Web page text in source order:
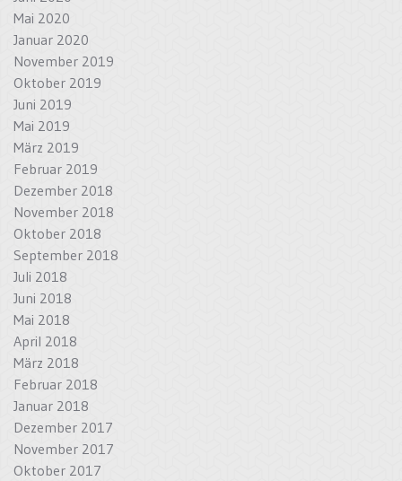
Mai 2020
Januar 2020
November 2019
Oktober 2019
Juni 2019
Mai 2019
März 2019
Februar 2019
Dezember 2018
November 2018
Oktober 2018
September 2018
Juli 2018
Juni 2018
Mai 2018
April 2018
März 2018
Februar 2018
Januar 2018
Dezember 2017
November 2017
Oktober 2017